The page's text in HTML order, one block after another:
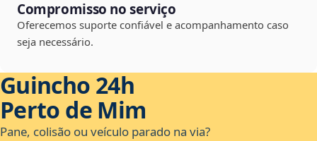
Compromisso no serviço
Oferecemos suporte confiável e acompanhamento caso
seja necessário.
Guincho 24h
Perto de Mim
Pane, colisão ou veículo parado na via?